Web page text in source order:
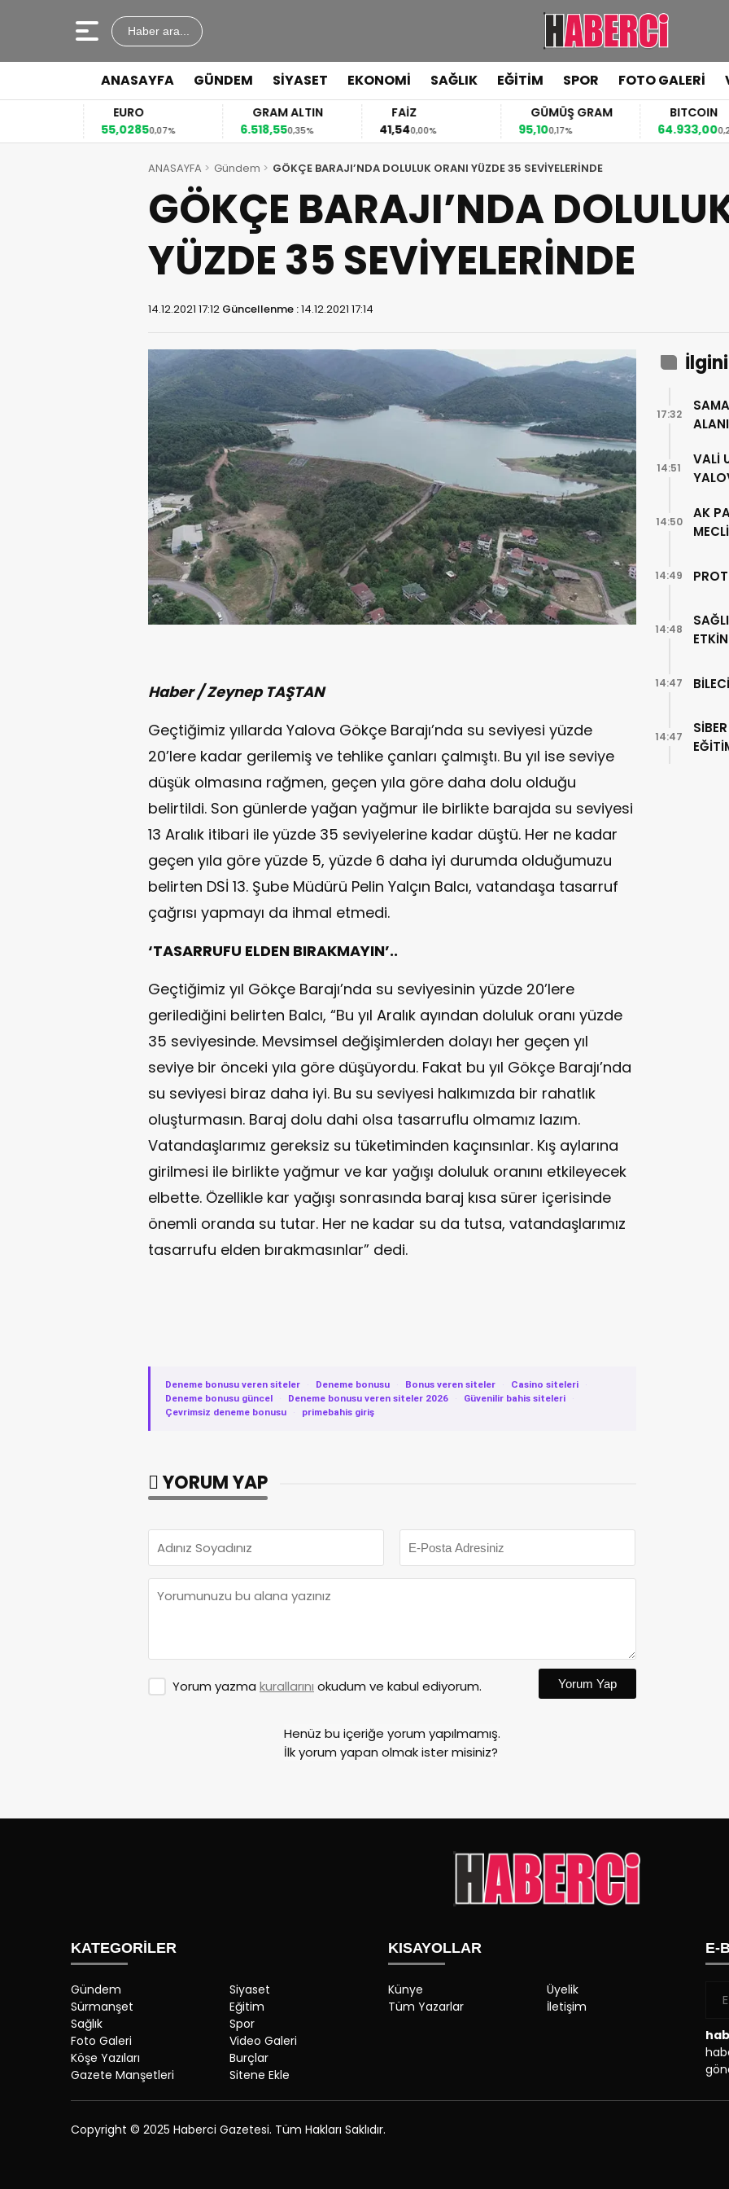
Haber ara...
ANASAYFA GÜNDEM SİYASET EKONOMİ SAĞLIK EĞİTİM SPOR FOTO GALERİ
EURO
55,02850,07%
GRAM ALTIN
6.518,550,35%
41,540,00%
GÜMÜŞ GRAM
95,100,17%
BITCOIN
64.933,000,23%
ANASAYFA Gündem GÖKÇE BARAJI’NDA DOLULUK ORANI YÜZDE 35 SEVİYELERİNDE
GÖKÇE BARAJI’NDA
YÜZDE 35 SEVİYELERİNDE
14.12.2021 17:12 Güncellenme :14.12.2021 17:14
Haber / Zeynep TAŞTAN
Geçtiğimiz yıllarda Yalova Gökçe Barajı’nda su seviyesi yüzde
20’lere kadar gerilemiş ve tehlike çanları çalmıştı. Bu yıl ise seviye
düşük olmasına rağmen, geçen yıla göre daha dolu olduğu
belirtildi. Son günlerde yağan yağmur ile birlikte barajda su seviyesi
13 Aralık itibari ile yüzde 35 seviyelerine kadar düştü. Her ne kadar
geçen yıla göre yüzde 5, yüzde 6 daha iyi durumda olduğumuzu
belirten DSİ 13. Şube Müdürü Pelin Yalçın Balcı, vatandaşa tasarruf
çağrısı yapmayı da ihmal etmedi.
‘TASARRUFU ELDEN BIRAKMAYIN’..
Geçtiğimiz yıl Gökçe Barajı’nda su seviyesinin yüzde 20’lere
gerilediğini belirten Balcı, “Bu yıl Aralık ayından doluluk oranı yüzde
35 seviyesinde. Mevsimsel değişimlerden dolayı her geçen yıl
seviye bir önceki yıla göre düşüyordu. Fakat bu yıl Gökçe Barajı’nda
su seviyesi biraz daha iyi. Bu su seviyesi halkımızda bir rahatlık
oluşturmasın. Baraj dolu dahi olsa tasarruflu olmamız lazım.
Vatandaşlarımız gereksiz su tüketiminden kaçınsınlar. Kış aylarına
girilmesi ile birlikte yağmur ve kar yağışı doluluk oranını etkileyecek
elbette. Özellikle kar yağışı sonrasında baraj kısa sürer içerisinde
önemli oranda su tutar. Her ne kadar su da tutsa, vatandaşlarımız
tasarrufu elden bırakmasınlar” dedi.
Deneme bonusu veren siteler · Deneme bonusu · Bonus veren siteler · Casino siteleri
·
Deneme bonusu güncel
· Deneme bonusu veren siteler 2026 · Güvenilir bahis siteleri
·
Çevrimsiz deneme bonusu
· primebahis giriş
YORUM YAP
Yorum yazma kurallarını okudum ve kabul ediyorum. Yorum Yap
Henüz bu içeriğe yorum yapılmamış.
İlk yorum yapan olmak ister misiniz?
17:32
VALİ
14:51
AK
14:50
14:49
14:48
14:47
14:47
KATEGORİLER
Gündem
Siyaset
Sürmanşet
Eğitim
Sağlık
Spor
Foto Galeri
Video Galeri
Köşe Yazıları
Burçlar
Gazete Manşetleri
Sitene Ekle
KISAYOLLAR
Künye
Üyelik
Tüm Yazarlar
İletişim
E-
Copyright © 2025 Haberci Gazetesi. Tüm Hakları Saklıdır.